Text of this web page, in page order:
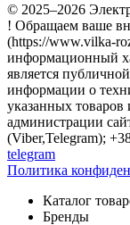
© 2025–2026
! Обращаем ваше
(https://www.vilka-
информационный
является
информации о
указанных товаров
администрации
(Viber,Telegram);
telegram
Политика
Каталог
Бренды